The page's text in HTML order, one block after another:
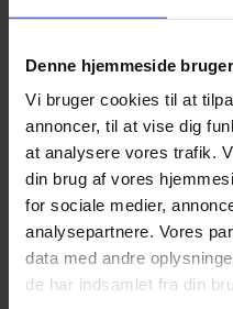
Denne hjemmeside
Vi bruger cookies til at
annoncer, til at vise dig
at analysere vores trafik.
din brug af vores
for sociale medier,
analysepartnere. Vores
data med andre
de har indsamlet fra din
Arkiv
Kulturel intelligens
globalt